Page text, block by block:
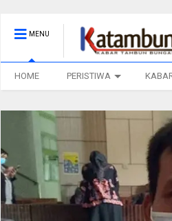
MENU
HOME PERISTIWA